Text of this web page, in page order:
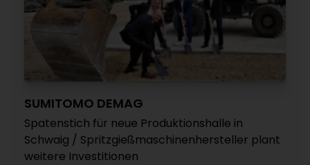
SUMITOMO DEMAG
Spatenstich für neue Produktionshalle in
Schwaig / Spritzgießmaschinenhersteller plant
weitere Investitionen